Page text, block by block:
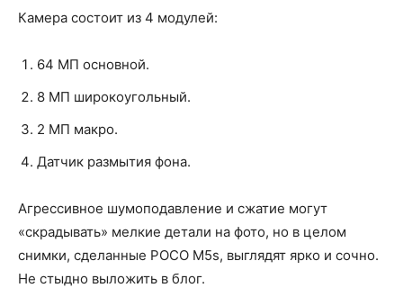
Камера состоит из 4 модулей:
64 МП основной.
8 МП широкоугольный.
2 МП макро.
Датчик размытия фона.
Агрессивное шумоподавление и сжатие могут
«скрадывать» мелкие детали на фото, но в целом
снимки, сделанные POCO M5s, выглядят ярко и сочно.
Не стыдно выложить в блог.